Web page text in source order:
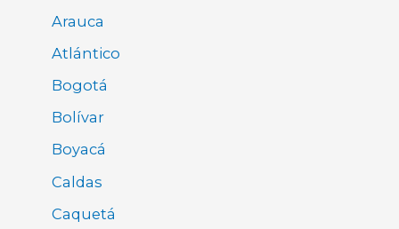
Arauca
Atlántico
Bogotá
Bolívar
Boyacá
Caldas
Caquetá